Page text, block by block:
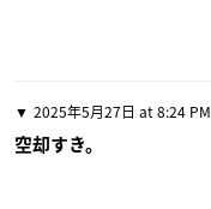
2025年5月27日 at 8:24 PM
空却すき。